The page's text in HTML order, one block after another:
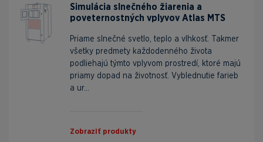
Simulácia slnečného žiarenia a
poveternostných vplyvov Atlas MTS
Priame slnečné svetlo, teplo a vlhkosť. Takmer
všetky predmety každodenného života
podliehajú týmto vplyvom prostredí, ktoré majú
priamy dopad na životnosť. Vyblednutie farieb
a ur...
Zobraziť produkty